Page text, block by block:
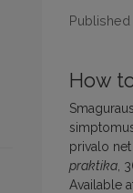
How
privalo net
praktika ,
Available